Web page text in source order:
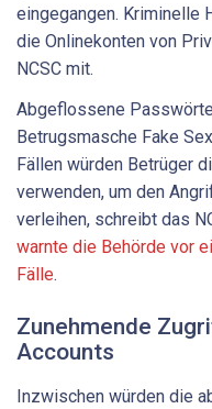
eingegangen. Kriminelle
die Onlinekonten von
NCSC mit.
Abgeflossene
Betrugsmasche Fake
Fällen würden Betrüger
verwenden, um den
verleihen, schreibt das
warnte die Behörde vor
Fälle.
Zunehmende
Accounts
Inzwischen würden die